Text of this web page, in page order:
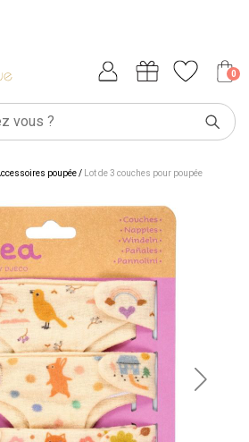
0
poupée/ Lot de 3 couches pour poupée